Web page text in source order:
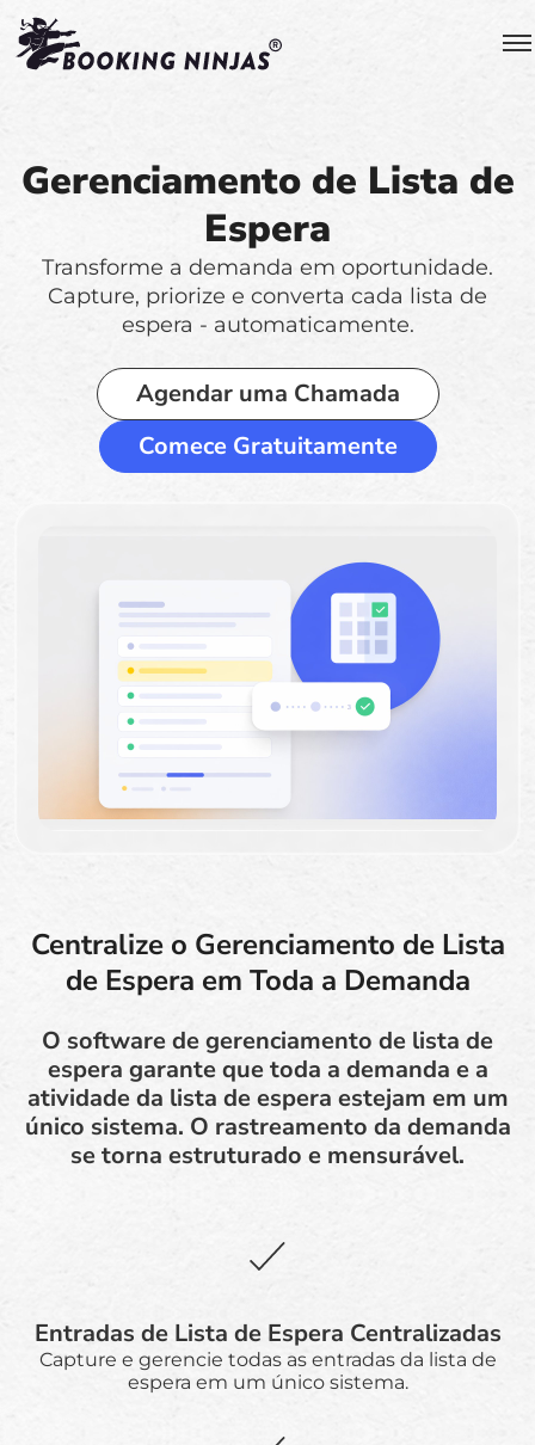
Gerenciamento de Lista de
Espera
Transforme a demanda em oportunidade.
Capture, priorize e converta cada lista de
espera - automaticamente.
Agendar uma Chamada
Comece Gratuitamente
Centralize o Gerenciamento de Lista
de Espera em Toda a Demanda
O software de gerenciamento de lista de
espera garante que toda a demanda e a
atividade da lista de espera estejam em um
único sistema. O rastreamento da demanda
se torna estruturado e mensurável.
Entradas de Lista de Espera Centralizadas
Capture e gerencie todas as entradas da lista de
espera em um único sistema.